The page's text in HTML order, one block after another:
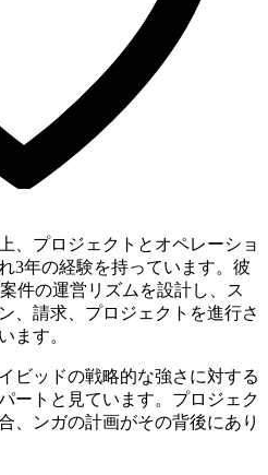
、プロジェクトとオペレーショ
3年の経験を持っています。彼
件の運営リズムを設計し、ス
、請求、プロジェクトを進行さ
ます。
ビッドの戦略的な強さに対する
ートと見ています。プロジェク
、ンガの計画がその背後にあり